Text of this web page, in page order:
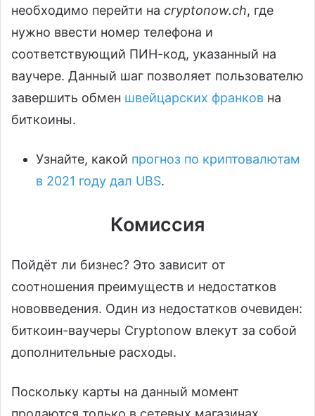
необходимо перейти на cryptonow.ch, где
нужно ввести номер телефона и
соответствующий ПИН-код, указанный на
ваучере. Данный шаг позволяет пользователю
завершить обмен швейцарских франков на
биткоины.
Узнайте, какой прогноз по криптовалютам
в 2021 году дал UBS.
Комиссия
Пойдёт ли бизнес? Это зависит от
соотношения преимуществ и недостатков
нововведения. Один из недостатков очевиден:
биткоин-ваучеры Cryptonow влекут за собой
дополнительные расходы.
Поскольку карты на данный момент